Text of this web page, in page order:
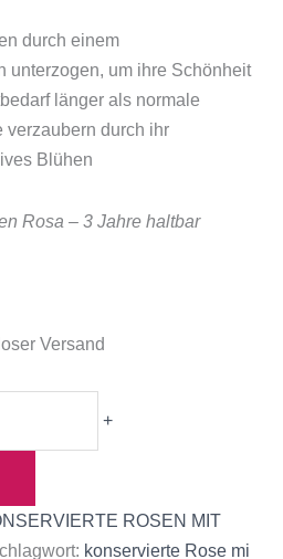
durch einem
unterzogen, um ihre Schönheit
länger als normale
verzaubern durch ihr
Blühen
Rosa – 3 Jahre haltbar
Versand
+
ROSEN MIT
konservierte Rose mi